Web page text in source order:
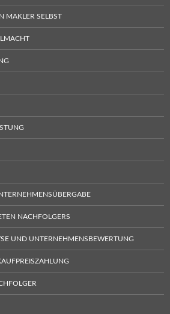
MAKLER SELBST
NACHFOLGERS
UND UNTERNEHMENSBEWERTUNG